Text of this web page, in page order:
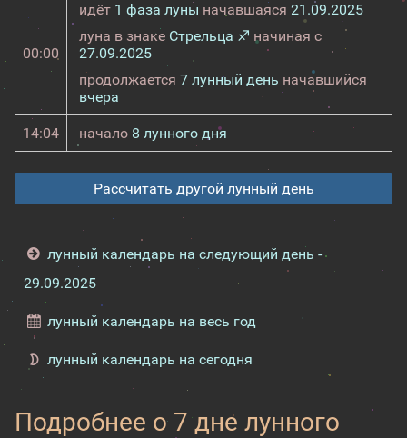
00:00
идёт 1 фаза луны начавшаяся 21.09.2025
луна в знаке Стрельца ♐ начиная с
27.09.2025
продолжается 7 лунный день начавшийся
вчера
14:04 начало 8 лунного дня
Рассчитать другой лунный день
лунный календарь на следующий день -
29.09.2025
лунный календарь на весь год
лунный календарь на сегодня
Подробнее о 7 дне лунного